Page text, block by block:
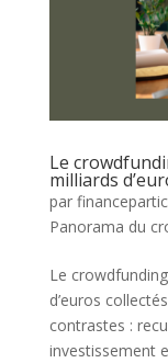
Le
milliards
par
Panorama du
Le
d’euros
contrastes :
investissement